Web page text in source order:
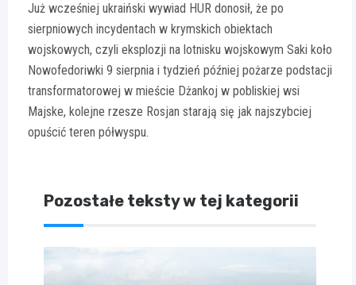
Już wcześniej ukraiński wywiad HUR donosił, że po
sierpniowych incydentach w krymskich obiektach
wojskowych, czyli eksplozji na lotnisku wojskowym Saki koło
Nowofedoriwki 9 sierpnia i tydzień później pożarze podstacji
transformatorowej w mieście Dżankoj w pobliskiej wsi
Majske, kolejne rzesze Rosjan starają się jak najszybciej
opuścić teren półwyspu.
Pozostałe teksty w tej kategorii